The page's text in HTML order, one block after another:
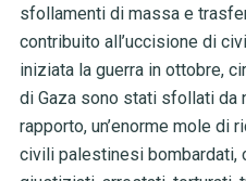
sfollamenti di massa e
contribuito all’uccisione di
iniziata la guerra in ottobre,
di Gaza sono stati sfollati da
rapporto, un’enorme mole di
civili palestinesi bombardati,